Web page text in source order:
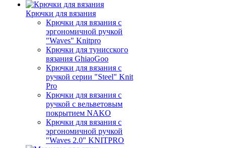
Крючки для вязания
Крючки для вязания с
эргономичной ручкой
"Waves" Knitpro
Крючки для тунисского
вязания GhiaoGoo
Крючки для вязания с
ручкой серии "Steel" Knit
Pro
Крючки для вязания с
ручкой с вельветовым
покрытием NAKO
Крючки для вязания с
эргономичной ручкой
"Waves 2.0" KNITPRO